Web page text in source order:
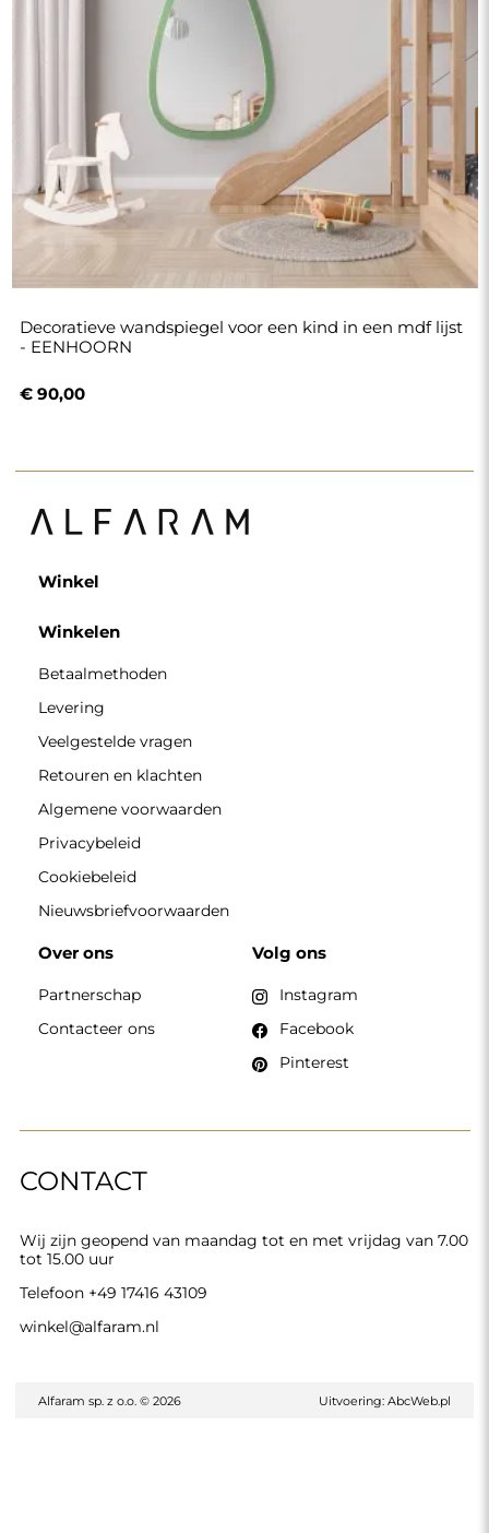
Decoratieve wandspiegel voor een kind in een mdf lijst
- EENHOORN
€ 90,00
CONTACT
Wij zijn geopend van maandag tot en met vrijdag van 7.00
tot 15.00 uur
Telefoon +49 17416 43109
winkel@alfaram.nl
Winkel
Winkelen
Betaalmethoden
Levering
Veelgestelde vragen
Retouren en klachten
Algemene voorwaarden
Privacybeleid
Cookiebeleid
Nieuwsbriefvoorwaarden
Over ons
Partnerschap
Contacteer ons
Volg ons
Instagram
Facebook
Pinterest
Alfaram sp. z o.o. © 2026 Uitvoering: AbcWeb.pl